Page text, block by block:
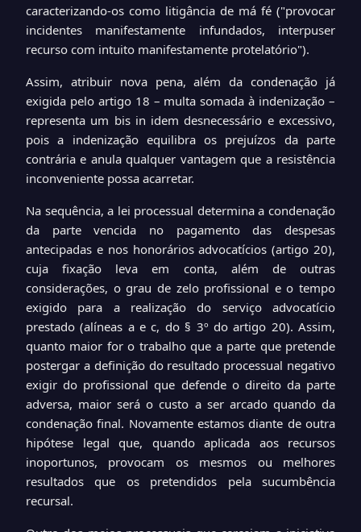
caracterizando-os como litigância de má fé ("provocar
incidentes manifestamente infundados,
interpuser
recurso com intuito manifestamente protelatório").
Assim, atribuir nova pena, além da condenação já
exigida pelo artigo 18 – multa somada à indenização –
representa um bis in idem desnecessário e excessivo,
pois a indenização equilibra os prejuízos da parte
contrária e anula qualquer vantagem que a resistência
inconveniente possa acarretar.
Na sequência, a lei processual determina a condenação
da parte vencida no pagamento das despesas
antecipadas e nos honorários advocatícios (artigo 20),
cuja fixação leva em conta, além de outras
considerações, o grau de zelo profissional e o tempo
exigido para a realização do serviço advocatício
prestado (alíneas a e c, do § 3º do artigo 20). Assim,
quanto maior for o trabalho que a parte que pretende
postergar a definição do resultado processual negativo
exigir do profissional que defende o direito da parte
adversa, maior será o custo a ser arcado quando da
condenação final. Novamente estamos diante de outra
hipótese legal que, quando aplicada aos recursos
inoportunos, provocam os mesmos ou melhores
resultados que os pretendidos pela sucumbência
recursal.